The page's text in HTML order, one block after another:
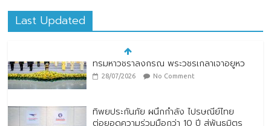
Last Updated
ทิพยประกันภัย ผนึกกำลัง ไปรษณีย์ไทย
ต่อยอดความร่วมมือกว่า 10 ปี สู่พันธมิตร
ถึงประกันภัยเพื่อประชาชน
28/07/2026 No Comment